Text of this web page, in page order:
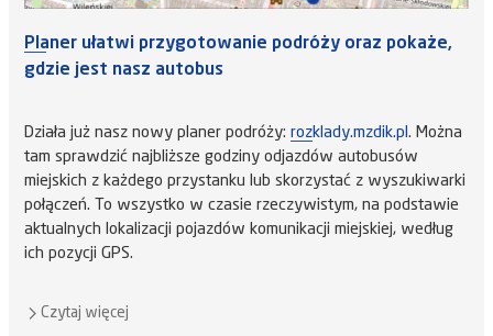
Planer ułatwi przygotowanie podróży oraz pokaże,
gdzie jest nasz autobus
Działa już nasz nowy planer podróży:rozklady.mzdik.pl. Można
tam sprawdzić najbliższe godziny odjazdów autobusów
miejskich z każdego przystanku lub skorzystać z wyszukiwarki
połączeń. To wszystko w czasie rzeczywistym, na podstawie
aktualnych lokalizacji pojazdów komunikacji miejskiej, według
ich pozycji GPS.
Czytaj więcej